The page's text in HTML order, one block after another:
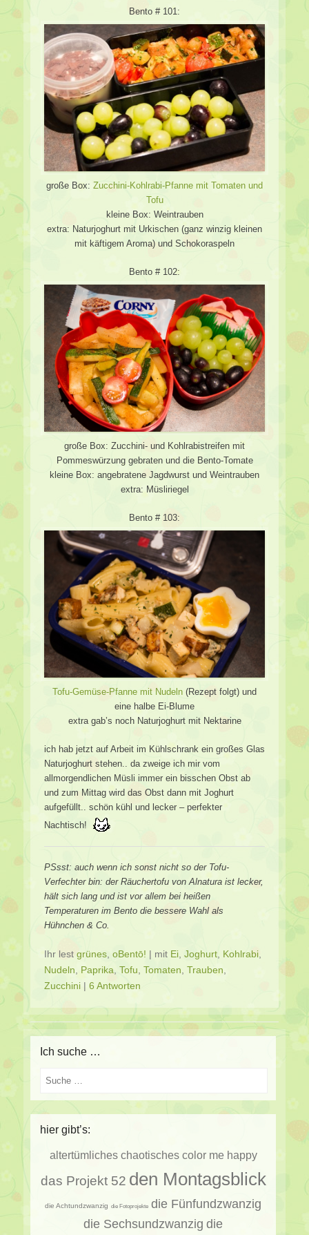
Bento # 101:
große Box: Zucchini-Kohlrabi-Pfanne mit Tomaten und
Tofu
kleine Box: Weintrauben
extra: Naturjoghurt mit Urkischen (ganz winzig kleinen
mit käftigem Aroma) und Schokoraspeln
Bento # 102:
große Box: Zucchini- und Kohlrabistreifen mit
Pommeswürzung gebraten und die Bento-Tomate
kleine Box: angebratene Jagdwurst und Weintrauben
extra: Müsliriegel
Bento # 103:
Tofu-Gemüse-Pfanne mit Nudeln (Rezept folgt) und
eine halbe Ei-Blume
extra gab’s noch Naturjoghurt mit Nektarine
ich hab jetzt auf Arbeit im Kühlschrank ein großes Glas
Naturjoghurt stehen.. da zweige ich mir vom
allmorgendlichen Müsli immer ein bisschen Obst ab
und zum Mittag wird das Obst dann mit Joghurt
aufgefüllt.. schön kühl und lecker – perfekter
Nachtisch!
PSsst: auch wenn ich sonst nicht so der Tofu-
Verfechter bin: der Räuchertofu von Alnatura ist lecker,
hält sich lang und ist vor allem bei heißen
Temperaturen im Bento die bessere Wahl als
Hühnchen & Co.
Ihr lest grünes, oBentō! | mit Ei, Joghurt, Kohlrabi,
Nudeln, Paprika, Tofu, Tomaten, Trauben,
Zucchini | 6 Antworten
Ich suche …
Suche
hier gibt’s:
altertümliches chaotisches color me happy
das Projekt 52 den Montagsblick
die Achtundzwanzig die Fotoprojekte die Fünfundzwanzig
die Sechsundzwanzig die